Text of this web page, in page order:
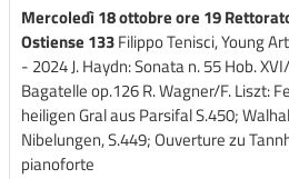
Mercoledì 18 ottobre ore 19
Ostiense 133Filippo Tenisci, Young
- 2024 J. Haydn: Sonata n. 55 Hob.
Bagatelle op.126 R. Wagner/F. Liszt:
heiligen Gral aus Parsifal S.450;
Nibelungen, S.449; Ouverture zu
pianoforte